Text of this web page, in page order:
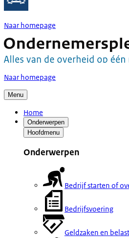
Naar homepage
Naar homepage
Menu
Home
Onderwerpen
Hoofdmenu
Onderwerpen
Bedrijf starten of
Bedrijfsvoering
Geldzaken en